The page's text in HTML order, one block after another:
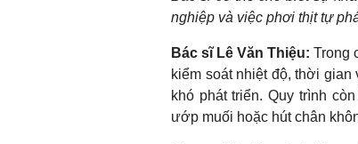
nghiệp và việc phơi thịt tự
Bác sĩ Lê Văn Thiệu: Trong
kiểm soát nhiệt độ, thời
khó phát triển. Quy trình
ướp muối hoặc hút chân